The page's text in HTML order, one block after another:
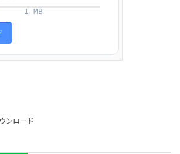
1 MB
ンロード